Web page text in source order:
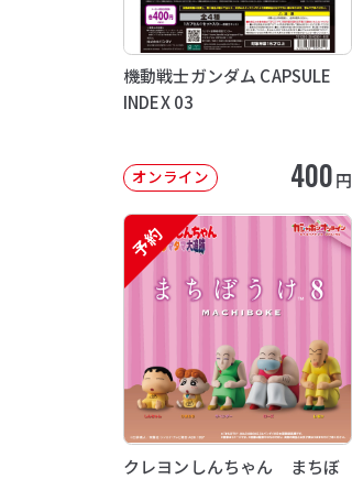
機動戦士ガンダム CAPSULE
INDEX 03
オンライン 400円
予約
クレヨンしんちゃん まちぼ